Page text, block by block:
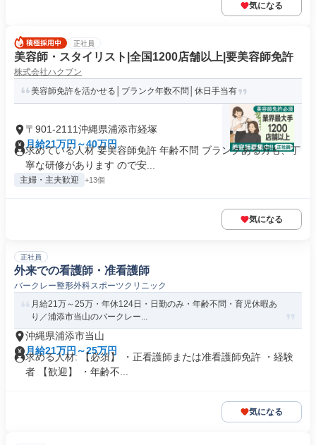
気になる
正社員
美容師・スタイリスト|全国1200店舗以上|要美容師免許
株式会社ハクブン
美容師免許を活かせる│ブランク年数不問│休日手当有
〒901-2111沖縄県浦添市経塚
月給21万円～40万円
求めている人材 要美容師免許 年齢不問 ブランクある方も、丁
寧な研修があります ので安...
主婦・主夫歓迎 +13個
気になる
正社員
外来での看護師・准看護師
バークレー整形外科スポーツクリニック
月給21万～25万・年休124日・日勤のみ・年齢不問・育児休暇あ
り／浦添市当山のバークレー...
沖縄県浦添市当山
月給21万円～25万円
求める人材: 【必須】 ・正看護師または准看護師免許 ・経験
者 【歓迎】 ・年齢不...
気になる